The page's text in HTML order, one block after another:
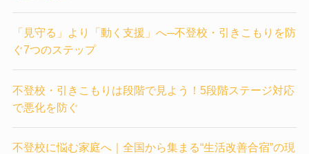
「見守る」より「動く支援」へ─不登校・引きこもりを防
ぐ7つのステップ
不登校・引きこもりは段階で見よう！5段階ステージ対応
で悪化を防ぐ
不登校に悩む家庭へ｜全国から集まる“生活改善合宿”の現